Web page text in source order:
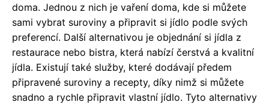
doma. Jednou z nich je vaření doma, kde si můžete
sami vybrat suroviny a připravit si jídlo podle svých
preferencí. Další alternativou je objednání si jídla z
restaurace nebo bistra, která nabízí čerstvá a kvalitní
jídla. Existují také služby, které dodávají předem
připravené suroviny a recepty, díky nimž si můžete
snadno a rychle připravit vlastní jídlo. Tyto alternativy